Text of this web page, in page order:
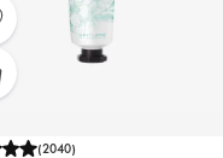
(2040)